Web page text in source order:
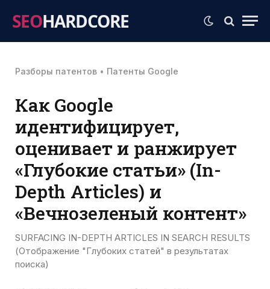
SEOHARDCORE
Разборы патентов • Патенты Google
Как Google
идентифицирует,
оценивает и ранжирует
«Глубокие статьи» (In-
Depth Articles) и
«Вечнозеленый контент»
SURFACING IN-DEPTH ARTICLES IN SEARCH RESULTS
(Отображение "Глубоких статей" в результатах
поиска)